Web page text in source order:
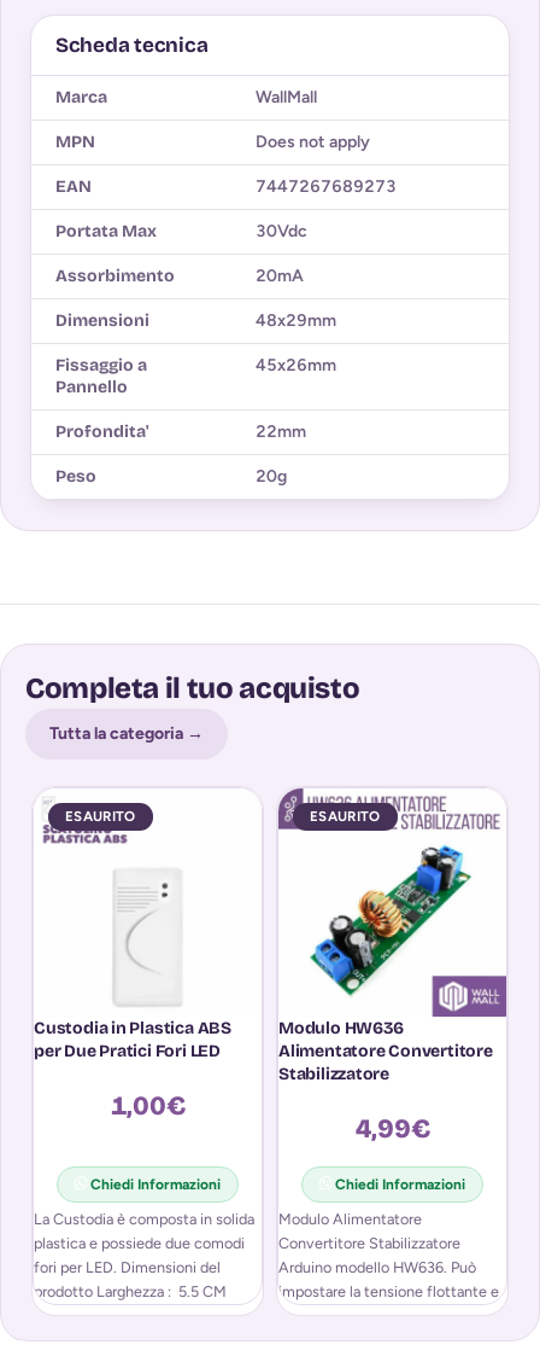
Scheda tecnica
Marca WallMall
MPN Does not apply
EAN 7447267689273
Portata Max 30Vdc
Assorbimento 20mA
Dimensioni 48x29mm
Fissaggio a
Pannello
45x26mm
Profondita' 22mm
Peso 20g
Completa il tuo acquisto
Tutta la categoria →
ESAURITO
Custodia in Plastica ABS
per Due Pratici Fori LED
1,00€
Chiedi Informazioni
La Custodia è composta in solida
plastica e possiede due comodi
fori per LED. Dimensioni del
prodotto Larghezza : 5.5 CM
ESAURITO
Modulo HW636
Alimentatore Convertitore
Stabilizzatore
4,99€
Chiedi Informazioni
Modulo Alimentatore
Convertitore Stabilizzatore
Arduino modello HW636. Può
impostare la tensione flottante e
la corrente di carica.
Rivestimento in rame